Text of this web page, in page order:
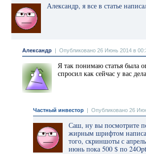
Александр, я все в статье
Александр | Опубликовано 26 Июнь 2014 в
Я так понимаю статья была
спросил как сейчас у вас
Частный инвестор | Опубликовано 26
Саш, ну вы посмотрите
жирным шрифтом
того, скриншоты с
июнь пока 500 $ по